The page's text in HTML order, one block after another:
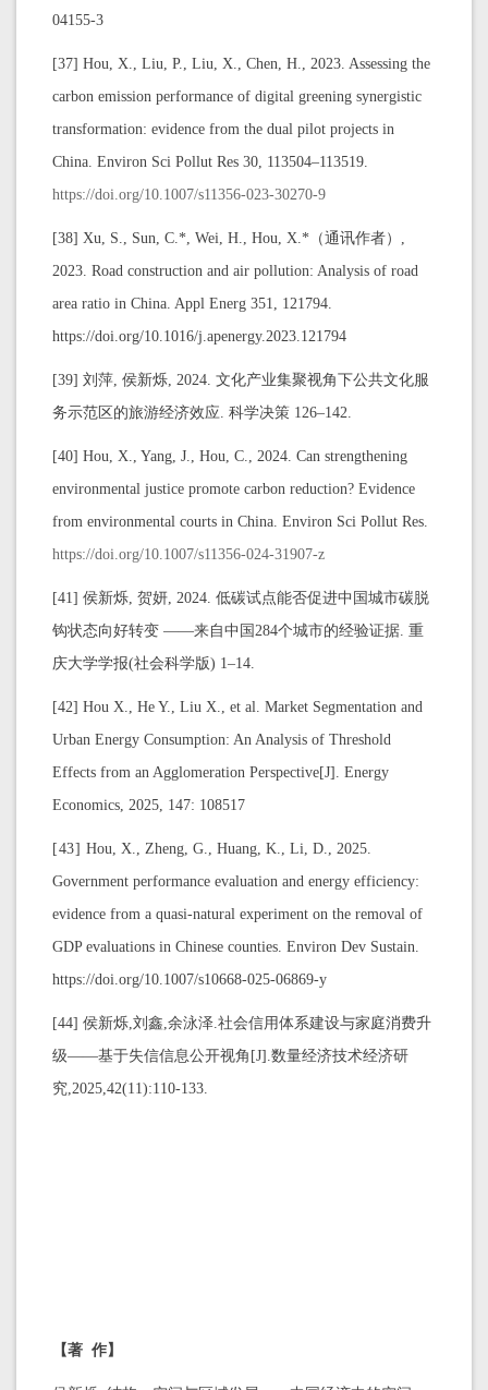
04155-3
[37] Hou, X., Liu, P., Liu, X., Chen, H., 2023. Assessing the
carbon emission performance of digital greening synergistic
transformation: evidence from the dual pilot projects in
China. Environ Sci Pollut Res 30, 113504–113519.
https://doi.org/10.1007/s11356-023-30270-9
[38] Xu, S., Sun, C.*, Wei, H., Hou, X.*（通讯作者）,
2023. Road construction and air pollution: Analysis of road
area ratio in China. Appl Energ 351, 121794.
https://doi.org/10.1016/j.apenergy.2023.121794
[39] 刘萍, 侯新烁, 2024. 文化产业集聚视角下公共文化服
务示范区的旅游经济效应. 科学决策 126–142.
[40] Hou, X., Yang, J., Hou, C., 2024. Can strengthening
environmental justice promote carbon reduction? Evidence
from environmental courts in China. Environ Sci Pollut Res.
https://doi.org/10.1007/s11356-024-31907-z
[41] 侯新烁, 贺妍, 2024. 低碳试点能否促进中国城市碳脱
钩状态向好转变 ——来自中国284个城市的经验证据. 重
庆大学学报(社会科学版) 1–14.
[42] Hou X., He Y., Liu X., et al. Market Segmentation and
Urban Energy Consumption: An Analysis of Threshold
Effects from an Agglomeration Perspective[J]. Energy
Economics, 2025, 147: 108517
[43] Hou, X., Zheng, G., Huang, K., Li, D., 2025.
Government performance evaluation and energy efficiency:
evidence from a quasi-natural experiment on the removal of
GDP evaluations in Chinese counties. Environ Dev Sustain.
https://doi.org/10.1007/s10668-025-06869-y
[44] 侯新烁,刘鑫,余泳泽.社会信用体系建设与家庭消费升
级——基于失信信息公开视角[J].数量经济技术经济研
究,2025,42(11):110-133.
【著 作】